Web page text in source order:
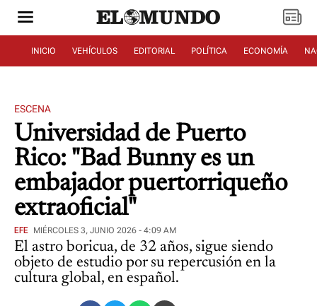
INICIO VEHÍCULOS EDITORIAL POLÍTICA ECONOMÍA
ESCENA
Universidad de Puerto
Rico: "Bad Bunny es un
embajador puertorriqueño
extraoficial"
EFE MIÉRCOLES 3, JUNIO 2026 - 4:09 AM
El astro boricua, de 32 años, sigue siendo
objeto de estudio por su repercusión en la
cultura global, en español.